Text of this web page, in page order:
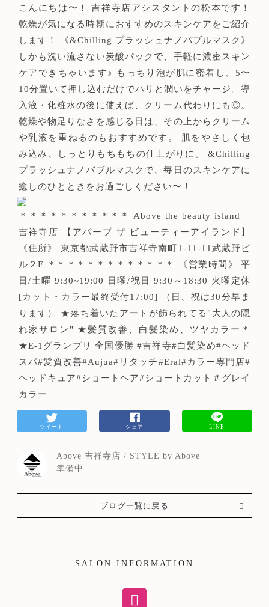
こんにちは〜！ 吉祥寺店アシスタントの松本です！
乾燥が気になる時期におすすめのスキンケアをご紹介
します！ 《&Chilling プラッシュナノバブルマスク》
しかも洗い流さない炭酸パックで、手軽に濃密スキン
ケアできちゃいます♪ もっちり泡が肌に密着し、5〜
10分置いて押し込むだけでハリと潤いをチャージ。導
入液・化粧水の後に使えば、クリーム代わりにも◎。
乾燥や物足りなさを感じる日は、その上からクリーム
や乳液を重ねるのもおすすめです。 肌をやさしく包
み込み、しっとりもちもちの仕上がりに。 &Chilling
プラッシュナノバブルマスクで、毎日のスキンケアに
癒しのひとときをお過ごしください〜！
＊＊＊＊＊＊＊＊＊＊＊ Above the beauty island
吉祥寺店 【アバーブ ザ ビューティーアイランド】
《住所》 東京都武蔵野市吉祥寺南町1-11-11武蔵野ビ
ル２F ＊＊＊＊＊＊＊＊＊＊＊＊＊ 《営業時間》 平
日/土曜 9:30~19:00 日曜/祝日 9:30～18:30 火曜定休
[カット・カラー最終受付17:00] （日、祝は30分早ま
ります） ★落ち着いたアートが飾られてる"大人の隠
れ家サロン" ★髪質改善、白髪染め、ツヤカラー＊
★E-1グランプリ 全国優勝 #吉祥寺#白髪染め#ヘッド
スパ#髪質改善#Aujua#リタッチ#Eral#カラー専門店#
ヘッドキュア#ショートヘア#ショートカット＃グレイ
カラー
ツイート シェア LINE
Above 吉祥寺店 / STYLE by Above
準備中
ブログ一覧に戻る
SALON INFORMATION